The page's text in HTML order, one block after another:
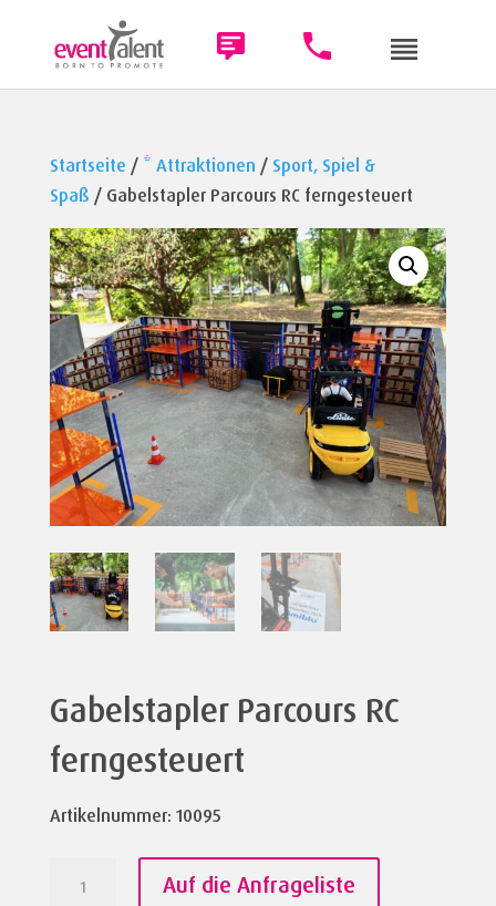
Startseite / * Attraktionen / Sport, Spiel &
Spaß / Gabelstapler Parcours RC ferngesteuert
Gabelstapler Parcours RC
ferngesteuert
Artikelnummer: 10095
Auf die Anfrageliste